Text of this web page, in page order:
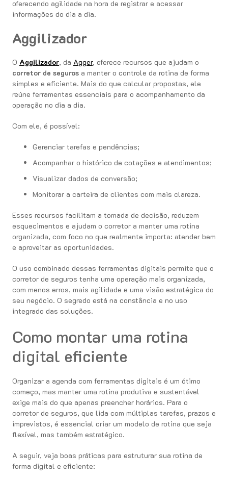
oferecendo agilidade na hora de registrar e acessar
informações do dia a dia.
Aggilizador
O Aggilizador, da Agger, oferece recursos que ajudam o
corretor de seguros a manter o controle da rotina de forma
simples e eficiente. Mais do que calcular propostas, ele
reúne ferramentas essenciais para o acompanhamento da
operação no dia a dia.
Com ele, é possível:
Gerenciar tarefas e pendências;
Acompanhar o histórico de cotações e atendimentos;
Visualizar dados de conversão;
Monitorar a carteira de clientes com mais clareza.
Esses recursos facilitam a tomada de decisão, reduzem
esquecimentos e ajudam o corretor a manter uma rotina
organizada, com foco no que realmente importa: atender bem
e aproveitar as oportunidades.
O uso combinado dessas ferramentas digitais permite que o
corretor de seguros tenha uma operação mais organizada,
com menos erros, mais agilidade e uma visão estratégica do
seu negócio. O segredo está na constância e no uso
integrado das soluções.
Como montar uma rotina
digital eficiente
Organizar a agenda com ferramentas digitais é um ótimo
começo, mas manter uma rotina produtiva e sustentável
exige mais do que apenas preencher horários. Para o
corretor de seguros, que lida com múltiplas tarefas, prazos e
imprevistos, é essencial criar um modelo de rotina que seja
flexível, mas também estratégico.
A seguir, veja boas práticas para estruturar sua rotina de
forma digital e eficiente: